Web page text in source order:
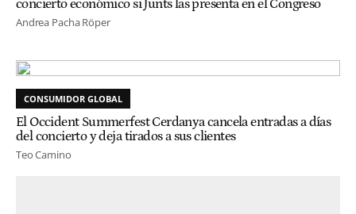
concierto económico si Junts las presenta en el Congreso
Andrea Pacha Röper
CONSUMIDOR GLOBAL
El Occident Summerfest Cerdanya cancela entradas a días
del concierto y deja tirados a sus clientes
Teo Camino